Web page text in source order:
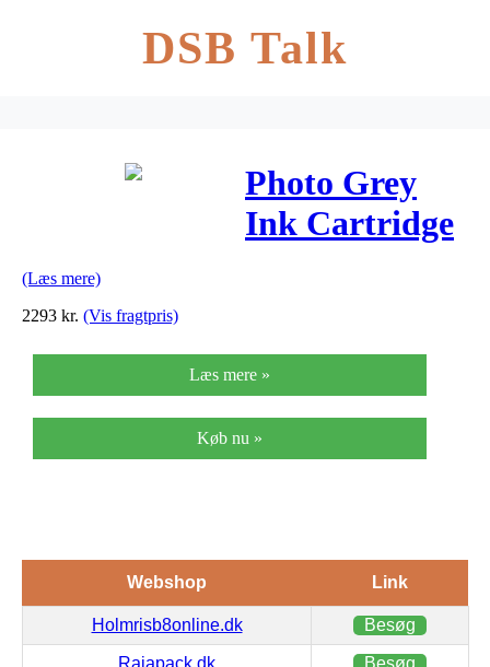
DSB Talk
Photo Grey
Ink Cartridge
(Læs mere)
2293 kr. (Vis fragtpris)
Læs mere »
Køb nu »
Webshop Link
Holmrisb8online.dk Besøg
Rajapack.dk Besøg